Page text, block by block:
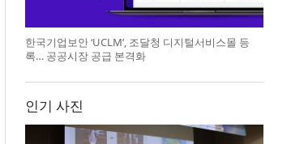
한국기업보안 ‘UCLM’, 조달청 디지털서비스몰 등
록… 공공시장 공급 본격화
인기 사진